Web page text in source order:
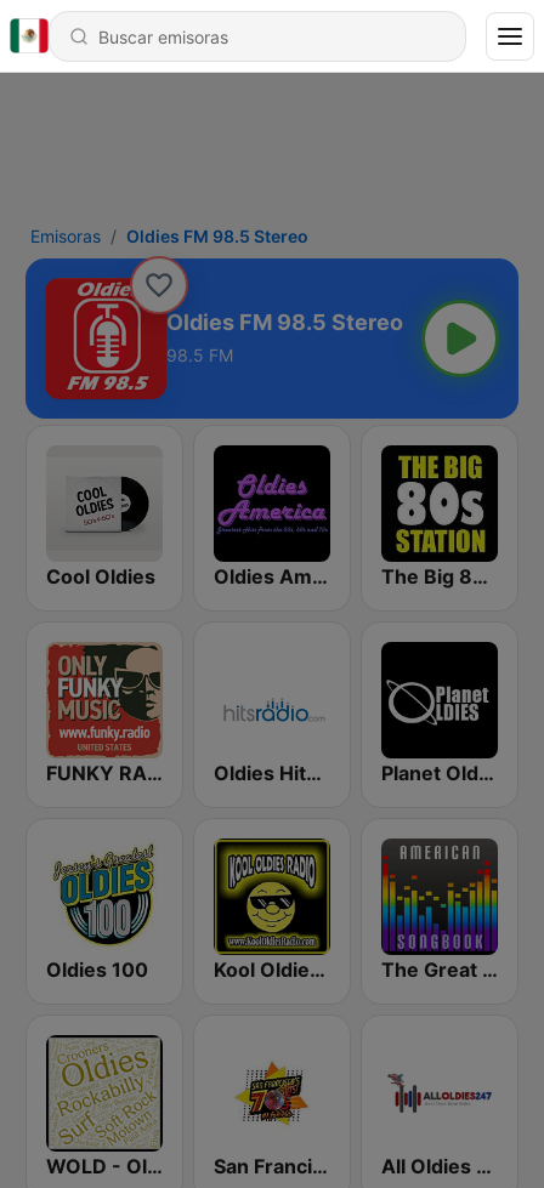
Emisoras Oldies FM 98.5 Stereo
Oldies FM 98.5 Stereo
98.5 FM
Cool Oldies Oldies America The Big 80s Station
FUNKY RADIO (USA) Oldies Hits - Hits Radio Planet Oldies Radio
Oldies 100 Kool Oldies Radio The Great American Songbook Radio Station
WOLD - Oldies Radio San Francisco's 70s HITS! All Oldies 247